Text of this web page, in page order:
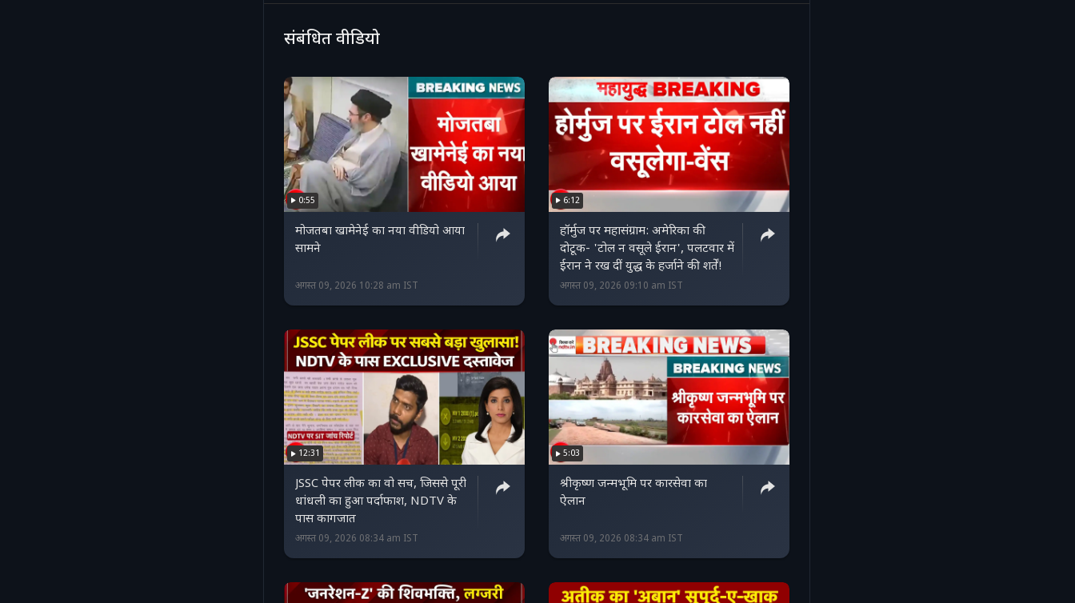
संबंधित वीडियो
0:55
मोजतबा खामेनेई का नया वीडियो आया
सामने
अगस्त 09, 2026 10:28 am IST
6:12
हॉर्मुज पर महासंग्राम: अमेरिका की
दोटूक- 'टोल न वसूले ईरान', पलटवार में
ईरान ने रख दीं युद्ध के हर्जाने की शर्तें!
अगस्त 09, 2026 09:10 am IST
12:31
JSSC पेपर लीक का वो सच, जिससे पूरी
धांधली का हुआ पर्दाफाश, NDTV के
पास कागजात
अगस्त 09, 2026 08:34 am IST
5:03
श्रीकृष्ण जन्मभूमि पर कारसेवा का
ऐलान
अगस्त 09, 2026 08:34 am IST